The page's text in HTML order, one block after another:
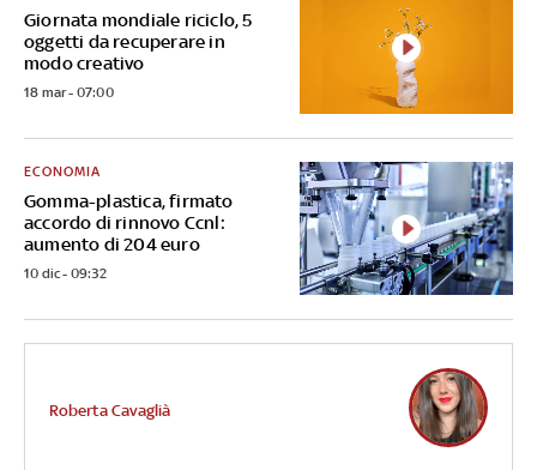
Giornata mondiale riciclo, 5
oggetti da recuperare in
modo creativo
18 mar - 07:00
Gomma-plastica, firmato
accordo di rinnovo Ccnl:
aumento di 204 euro
ECONOMIA
10 dic - 09:32
Roberta Cavaglià